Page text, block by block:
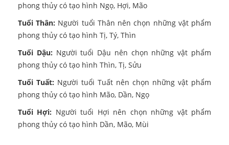
phong thủy có tạo hình Ngọ, Hợi, Mão
Tuổi Thân: Người tuổi Thân nên chọn những vật phẩm
phong thủy có tạo hình Tị, Tý, Thìn
Tuổi Dậu: Người tuổi Dậu nên chọn những vật phẩm
phong thủy có tạo hình Thìn, Tị, Sửu
Tuổi Tuất: Người tuổi Tuất nên chọn những vật phẩm
phong thủy có tạo hình Mão, Dần, Ngọ
Tuổi Hợi: Người tuổi Hợi nên chọn những vật phẩm
phong thủy có tạo hình Dần, Mão, Mùi